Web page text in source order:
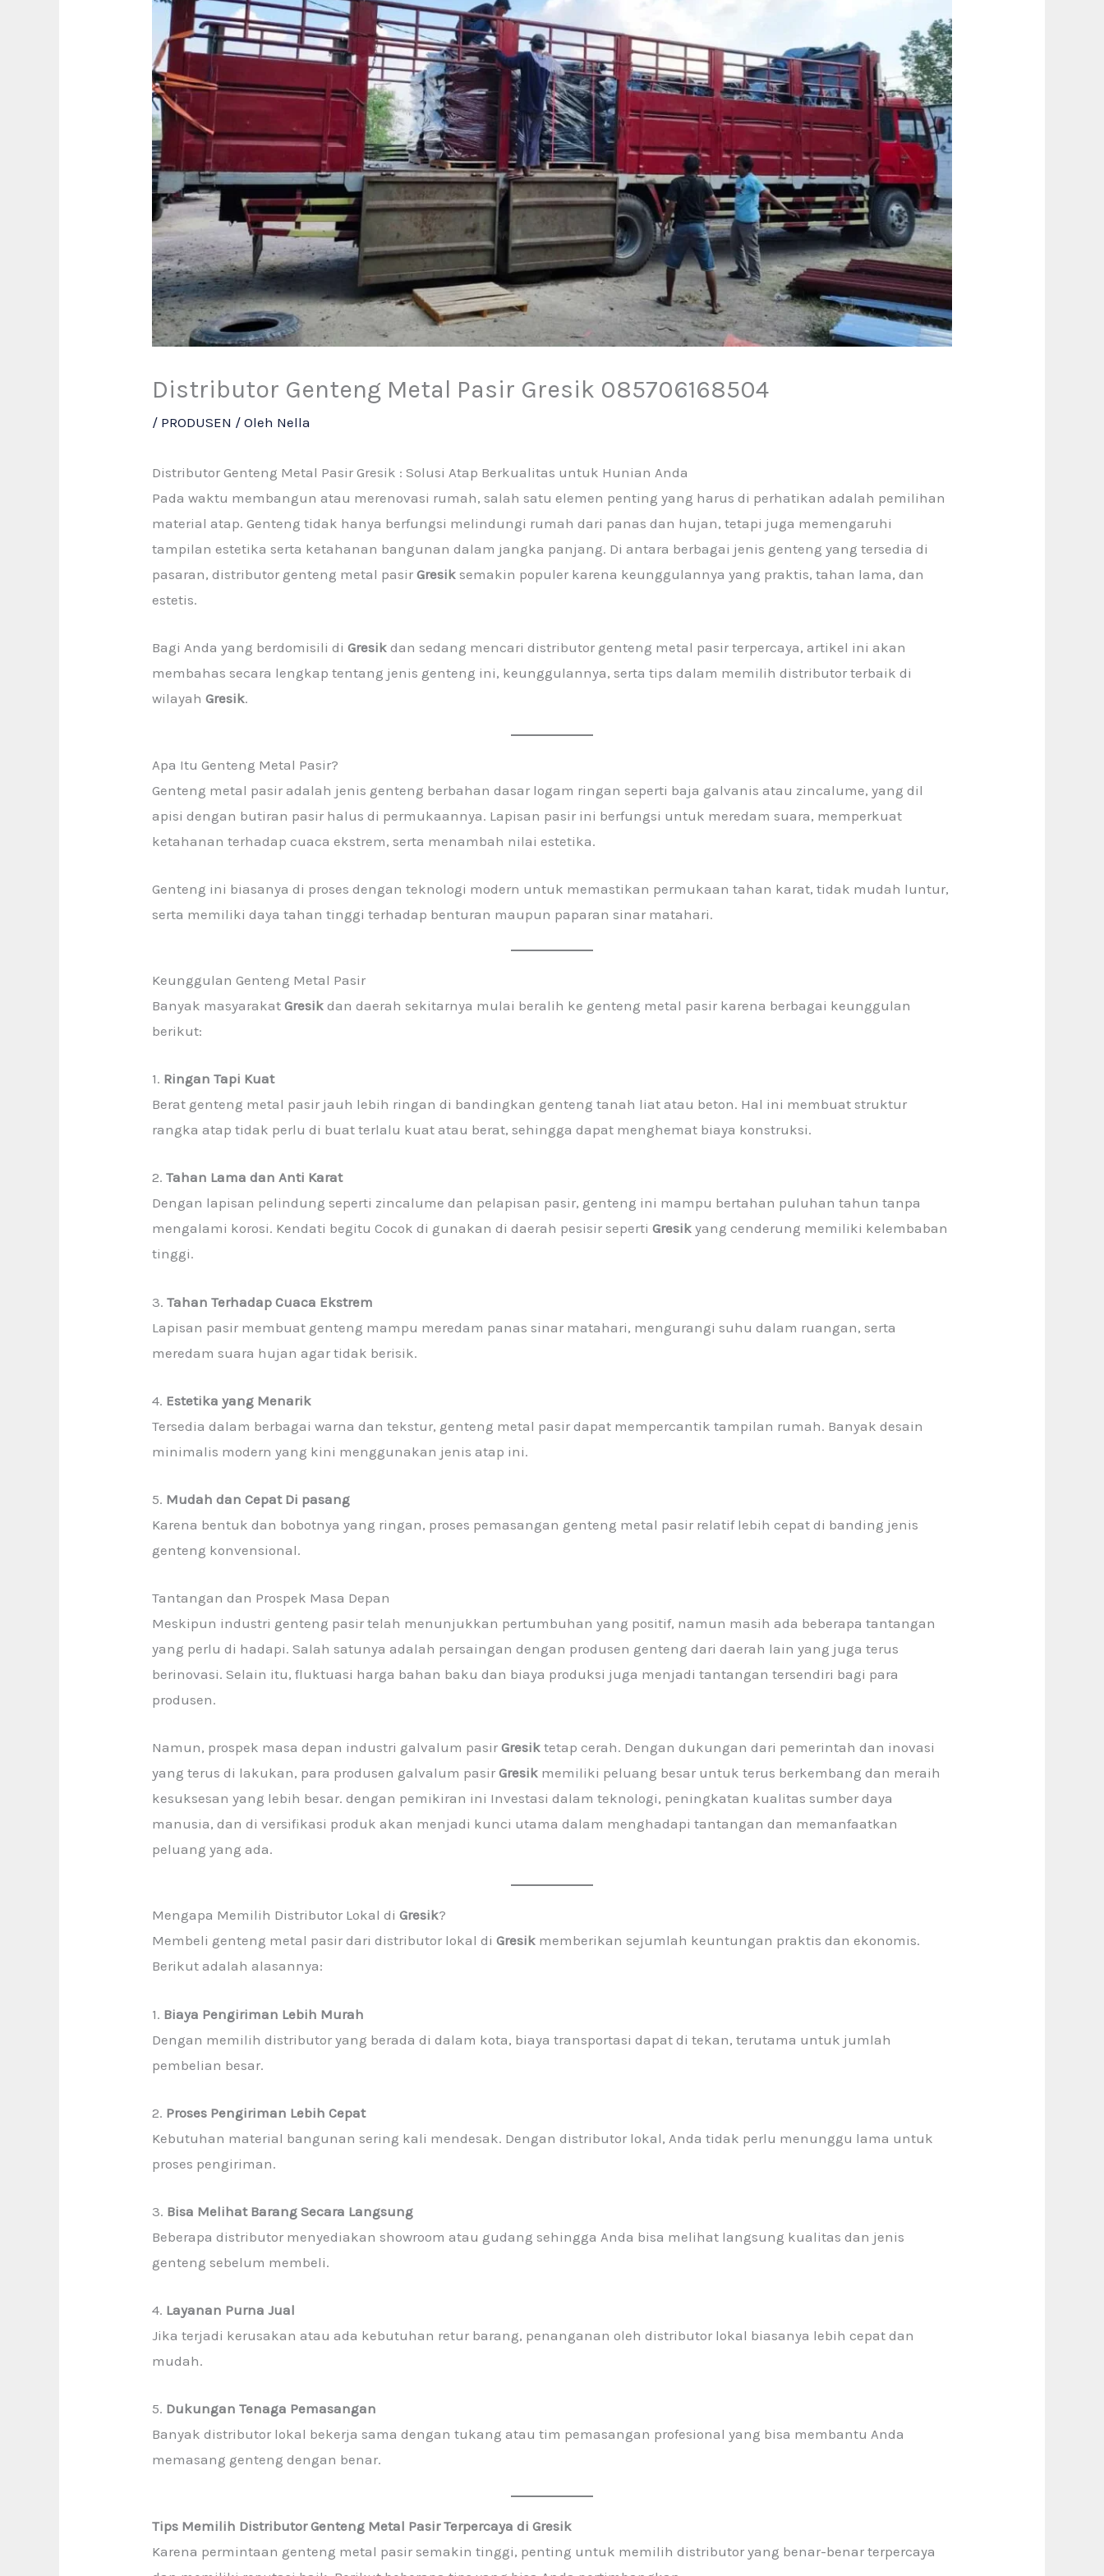
Distributor Genteng Metal Pasir Gresik 085706168504
/ PRODUSEN / Oleh Nella
Distributor Genteng Metal Pasir Gresik : Solusi Atap Berkualitas untuk Hunian Anda
Pada waktu membangun atau merenovasi rumah, salah satu elemen penting yang harus di perhatikan adalah pemilihan
material atap. Genteng tidak hanya berfungsi melindungi rumah dari panas dan hujan, tetapi juga memengaruhi
tampilan estetika serta ketahanan bangunan dalam jangka panjang. Di antara berbagai jenis genteng yang tersedia di
pasaran, distributor genteng metal pasirGresik semakin populer karena keunggulannya yang praktis, tahan lama, dan
estetis.
Bagi Anda yang berdomisili diGresik dan sedang mencari distributor genteng metal pasir terpercaya, artikel ini akan
membahas secara lengkap tentang jenis genteng ini, keunggulannya, serta tips dalam memilih distributor terbaik di
wilayahGresik.
Apa Itu Genteng Metal Pasir?
Genteng metal pasir adalah jenis genteng berbahan dasar logam ringan seperti baja galvanis atau zincalume, yang dil
apisi dengan butiran pasir halus di permukaannya. Lapisan pasir ini berfungsi untuk meredam suara, memperkuat
ketahanan terhadap cuaca ekstrem, serta menambah nilai estetika.
Genteng ini biasanya di proses dengan teknologi modern untuk memastikan permukaan tahan karat, tidak mudah luntur,
serta memiliki daya tahan tinggi terhadap benturan maupun paparan sinar matahari.
Keunggulan Genteng Metal Pasir
Banyak masyarakatGresik dan daerah sekitarnya mulai beralih ke genteng metal pasir karena berbagai keunggulan
berikut:
1. Ringan Tapi Kuat
Berat genteng metal pasir jauh lebih ringan di bandingkan genteng tanah liat atau beton. Hal ini membuat struktur
rangka atap tidak perlu di buat terlalu kuat atau berat, sehingga dapat menghemat biaya konstruksi.
2.Tahan Lama dan Anti Karat
Dengan lapisan pelindung seperti zincalume dan pelapisan pasir, genteng ini mampu bertahan puluhan tahun tanpa
mengalami korosi. Kendati begitu Cocok di gunakan di daerah pesisir sepertiGresik yang cenderung memiliki kelembaban
tinggi.
3.Tahan Terhadap Cuaca Ekstrem
Lapisan pasir membuat genteng mampu meredam panas sinar matahari, mengurangi suhu dalam ruangan, serta
meredam suara hujan agar tidak berisik.
4. Estetika yang Menarik
Tersedia dalam berbagai warna dan tekstur, genteng metal pasir dapat mempercantik tampilan rumah. Banyak desain
minimalis modern yang kini menggunakan jenis atap ini.
5. Mudah dan Cepat Di pasang
Karena bentuk dan bobotnya yang ringan, proses pemasangan genteng metal pasir relatif lebih cepat di banding jenis
genteng konvensional.
Tantangan dan Prospek Masa Depan
Meskipun industri genteng pasir telah menunjukkan pertumbuhan yang positif, namun masih ada beberapa tantangan
yang perlu di hadapi. Salah satunya adalah persaingan dengan produsen genteng dari daerah lain yang juga terus
berinovasi. Selain itu, fluktuasi harga bahan baku dan biaya produksi juga menjadi tantangan tersendiri bagi para
produsen.
Namun, prospek masa depan industri galvalum pasirGresik tetap cerah. Dengan dukungan dari pemerintah dan inovasi
yang terus di lakukan, para produsen galvalum pasirGresik memiliki peluang besar untuk terus berkembang dan meraih
kesuksesan yang lebih besar. dengan pemikiran ini Investasi dalam teknologi, peningkatan kualitas sumber daya
manusia, dan di versifikasi produk akan menjadi kunci utama dalam menghadapi tantangan dan memanfaatkan
peluang yang ada.
Mengapa Memilih Distributor Lokal diGresik?
Membeli genteng metal pasir dari distributor lokal diGresik memberikan sejumlah keuntungan praktis dan ekonomis.
Berikut adalah alasannya:
1. Biaya Pengiriman Lebih Murah
Dengan memilih distributor yang berada di dalam kota, biaya transportasi dapat di tekan, terutama untuk jumlah
pembelian besar.
2. Proses Pengiriman Lebih Cepat
Kebutuhan material bangunan sering kali mendesak. Dengan distributor lokal, Anda tidak perlu menunggu lama untuk
proses pengiriman.
3. Bisa Melihat Barang Secara Langsung
Beberapa distributor menyediakan showroom atau gudang sehingga Anda bisa melihat langsung kualitas dan jenis
genteng sebelum membeli.
4. Layanan Purna Jual
Jika terjadi kerusakan atau ada kebutuhan retur barang, penanganan oleh distributor lokal biasanya lebih cepat dan
mudah.
5. Dukungan Tenaga Pemasangan
Banyak distributor lokal bekerja sama dengan tukang atau tim pemasangan profesional yang bisa membantu Anda
memasang genteng dengan benar.
Tips Memilih Distributor Genteng Metal Pasir Terpercaya diGresik
Karena permintaan genteng metal pasir semakin tinggi, penting untuk memilih distributor yang benar-benar terpercaya